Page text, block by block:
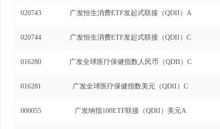
020743 广发恒生消费ETF发起式联接（QDII）A
020744 广发恒生消费ETF发起式联接（QDII）C
016280 广发全球医疗保健指数人民币（QDII）C
016281 广发全球医疗保健指数美元（QDII）C
000055 广发纳指100ETF联接（QDII）美元A